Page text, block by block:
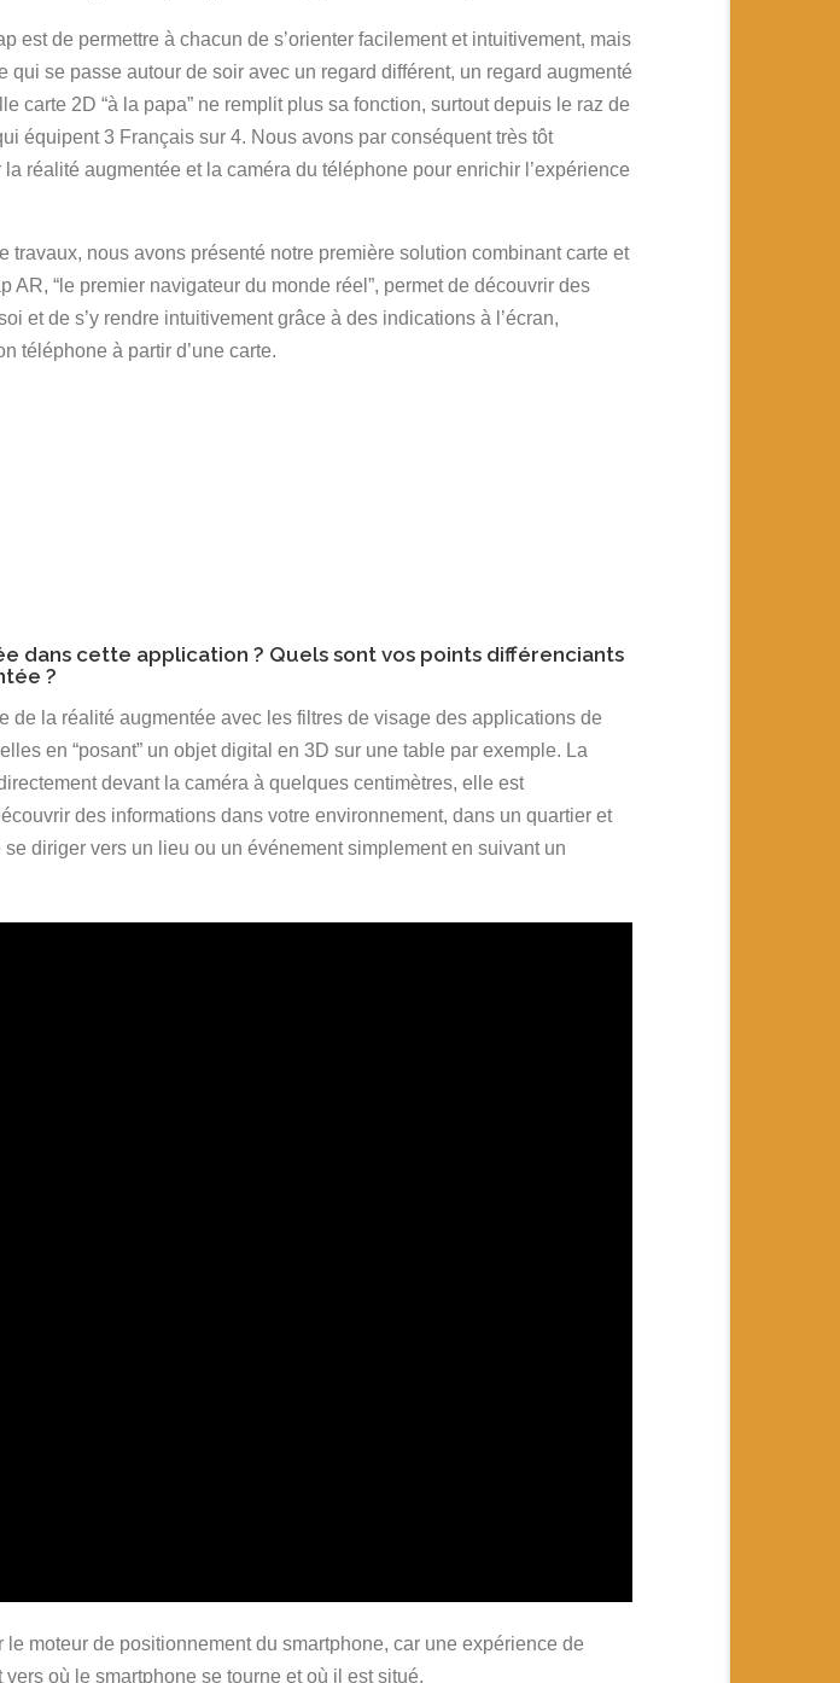
est de permettre à chacun de s’orienter facilement et intuitivement, mais
qui se passe autour de soir avec un regard différent, un regard augmenté
carte 2D “à la papa” ne remplit plus sa fonction, surtout depuis le raz de
équipent 3 Français sur 4. Nous avons par conséquent très tôt
réalité augmentée et la caméra du téléphone pour enrichir l’expérience
travaux, nous avons présenté notre première solution combinant carte et
AR, “le premier navigateur du monde réel”, permet de découvrir des
et de s’y rendre intuitivement grâce à des indications à l’écran,
téléphone à partir d’une carte.
dans cette application ? Quels sont vos points différenciants
?
de la réalité augmentée avec les filtres de visage des applications de
en “posant” un objet digital en 3D sur une table par exemple. La
devant la caméra à quelques centimètres, elle est
des informations dans votre environnement, dans un quartier et
diriger vers un lieu ou un événement simplement en suivant un
moteur de positionnement du smartphone, car une expérience de
où le smartphone se tourne et où il est situé.